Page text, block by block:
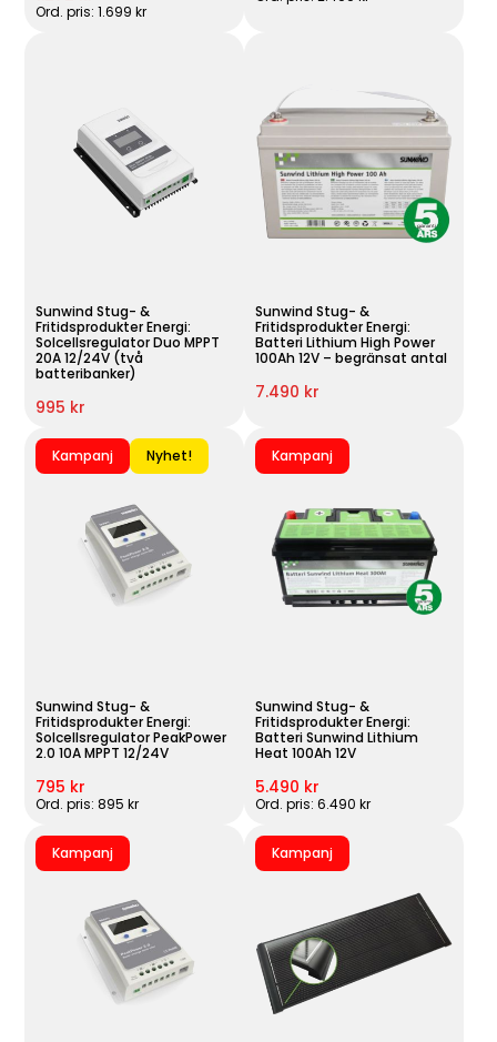
Ord. pris: 1.699 kr
Sunwind Stug- &
Fritidsprodukter Energi:
Solcellsregulator Duo MPPT
20A 12/24V (två
batteribanker)
995 kr
Sunwind Stug- &
Fritidsprodukter Energi:
Batteri Lithium High Power
100Ah 12V – begränsat antal
7.490 kr
Kampanj Nyhet!
Sunwind Stug- &
Fritidsprodukter Energi:
Solcellsregulator PeakPower
2.0 10A MPPT 12/24V
795 kr
Ord. pris: 895 kr
Kampanj
Sunwind Stug- &
Fritidsprodukter Energi:
Batteri Sunwind Lithium
Heat 100Ah 12V
5.490 kr
Ord. pris: 6.490 kr
Kampanj Kampanj